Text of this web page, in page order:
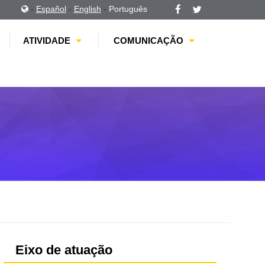
- Español - English - Português
ATIVIDADE COMUNICAÇÃO
Eixo de atuação